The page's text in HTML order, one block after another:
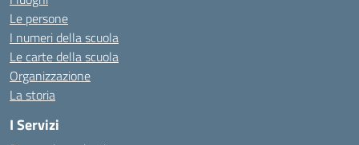
Le persone
I numeri della scuola
Le carte della scuola
Organizzazione
La storia
I Servizi